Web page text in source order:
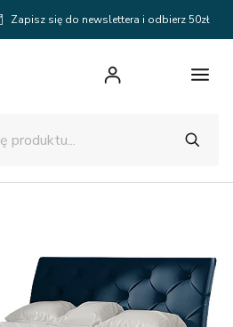
Zapisz się do newslettera i odbierz 50zł